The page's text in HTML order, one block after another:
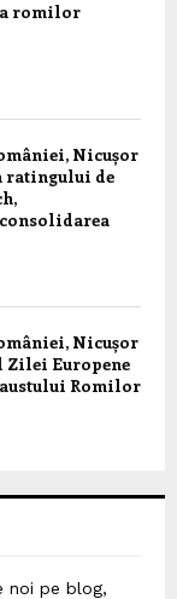
romilor
Nicușor
ratingului de
Nicușor
Zilei Europene
Romilor
noi pe blog,